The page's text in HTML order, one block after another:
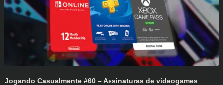
Jogando Casualmente #60 – Assinaturas de videogames